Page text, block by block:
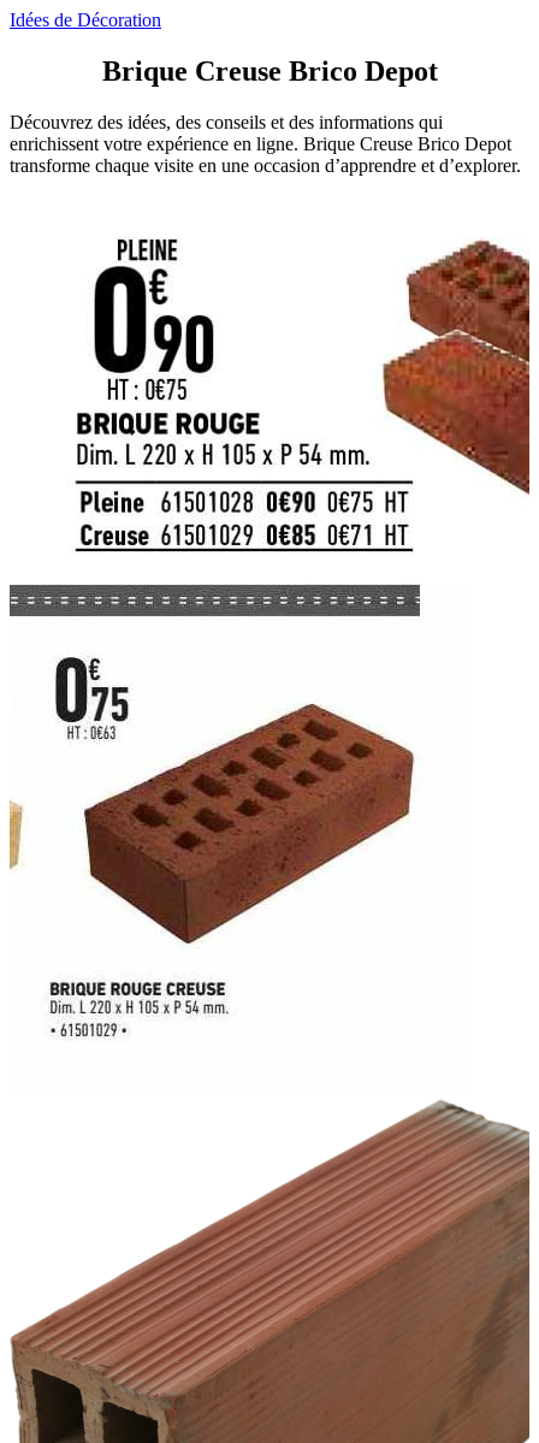
Idées de Décoration
Brique Creuse Brico Depot
Découvrez des idées, des conseils et des informations qui
enrichissent votre expérience en ligne. Brique Creuse Brico Depot
transforme chaque visite en une occasion d’apprendre et d’explorer.